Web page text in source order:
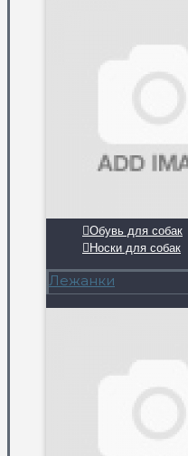
Обувь для собак
Носки для собак
Лежанки